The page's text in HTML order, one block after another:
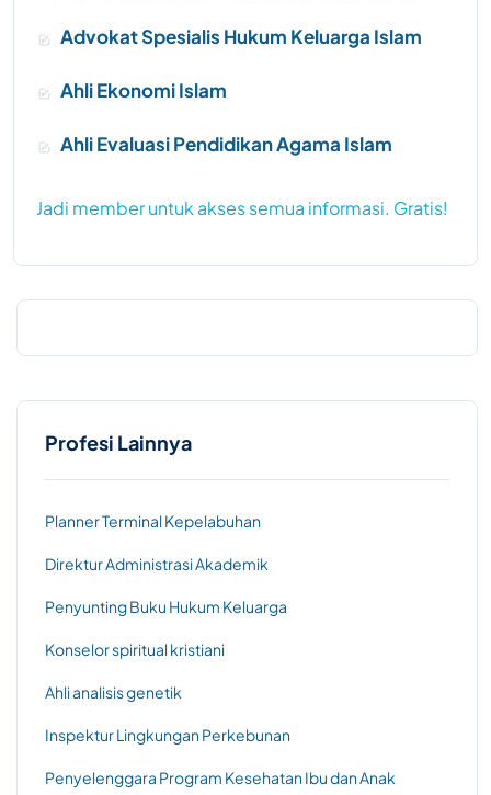
Advokat Spesialis Hukum Keluarga Islam
Ahli Ekonomi Islam
Ahli Evaluasi Pendidikan Agama Islam
Jadi member untuk akses semua informasi. Gratis!
Profesi Lainnya
Planner Terminal Kepelabuhan
Direktur Administrasi Akademik
Penyunting Buku Hukum Keluarga
Konselor spiritual kristiani
Ahli analisis genetik
Inspektur Lingkungan Perkebunan
Penyelenggara Program Kesehatan Ibu dan Anak